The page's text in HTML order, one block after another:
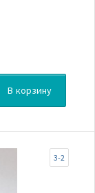
В корзину
3-2